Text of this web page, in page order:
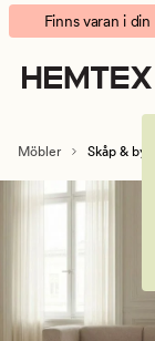
Skåp
&
byråer
smart
Animerad
banner.
Klicka
på
för
att
pausa.
Finns varan i
Möbler Skåp &